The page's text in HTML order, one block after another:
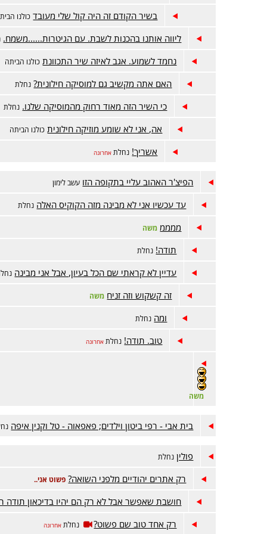
בשיר הקודם זה היה קול שלי מעובד כולנו
ליווה אותנו בהכנות לשבת. עם הגיטרות......משמח.
נחמד לשמוע. אגב לאיזה שיר התכוונת כולנו הביתה
האם אתה מקשיב גם למוסיקה חילונית? נחלת
כי השיר הזה מאוד רחוק מהמוסיקה שלנו. נחלת
אה, אני לא שומע מוזיקה חילונית כולנו הביתה
אשריך! נחלת אחרונה
הפיצ'ר האהוב עליי בתקופה הזו עשב לימון
עד עכשיו אני לא מבינה מזה הקוקיס האלה נחלת
ממממ משה
תודה! נחלת
עדיין לא קראתי שם הכל בעיון, אבל אני מבינה
זה קשקוש וזה זניח משה
ומה נחלת
טוב. תודה! נחלת אחרונה
משה
בית אבי - רפי ביטון וילדים; פאפאוה - טל וקנין איפה
פולין נחלת
רק אתרים יהודיים מלפני השואה? פשוט אני..
חושבת שאפשר אבל לא רק הם יהיו בדיכאון תודה
רק אחד טוב שם פשוט? נחלת אחרונה